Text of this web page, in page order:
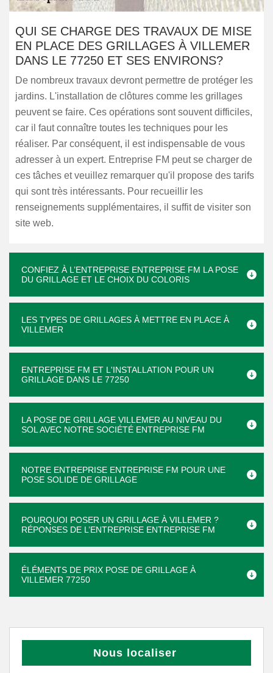
QUI SE CHARGE DES TRAVAUX DE MISE
EN PLACE DES GRILLAGES À VILLEMER
DANS LE 77250 ET SES ENVIRONS?
De nombreux travaux devront permettre de protéger les
jardins. L'installation de clôtures comme les grillages
peuvent se faire. Ces opérations sont souvent difficiles,
car il faut connaître toutes les techniques pour les
réaliser. Par conséquent, il est indispensable de vous
adresser à un expert. Entreprise FM peut se charger de
ces tâches et veuillez remarquer qu'il propose des tarifs
qui sont très intéressants. Pour recueillir les
renseignements supplémentaires, il suffit de visiter son
site web.
CONFIEZ À L’ENTREPRISE ENTREPRISE FM LA POSE
DU GRILLAGE ET LE CHOIX DU COLORIS
LES TYPES DE GRILLAGES À METTRE EN PLACE À
VILLEMER
ENTREPRISE FM ET L'INSTALLATION POUR UN
GRILLAGE DANS LE 77250
LA POSE DE GRILLAGE VILLEMER AU NIVEAU DU
SOL AVEC NOTRE SOCIÉTÉ ENTREPRISE FM
NOTRE ENTREPRISE ENTREPRISE FM POUR UNE
POSE SOLIDE DE GRILLAGE
POURQUOI POSER UN GRILLAGE À VILLEMER ?
RÉPONSES DE L’ENTREPRISE ENTREPRISE FM
ÉLÉMENTS DE PRIX POSE DE GRILLAGE À
VILLEMER 77250
Nous localiser